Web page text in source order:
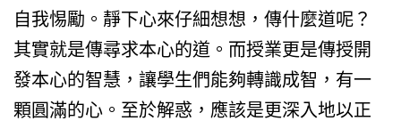
自我惕勵。靜下心來仔細想想，傳什麼道呢？
其實就是傳尋求本心的道。而授業更是傳授開
發本心的智慧，讓學生們能夠轉識成智，有一
顆圓滿的心。至於解惑，應該是更深入地以正